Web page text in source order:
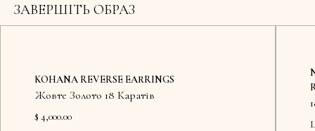
ЗАВЕРШІТЬ ОБРАЗ
KOHANA REVERSE EARRINGS
Жовте Золото 18 Каратів
$ 4,000.00